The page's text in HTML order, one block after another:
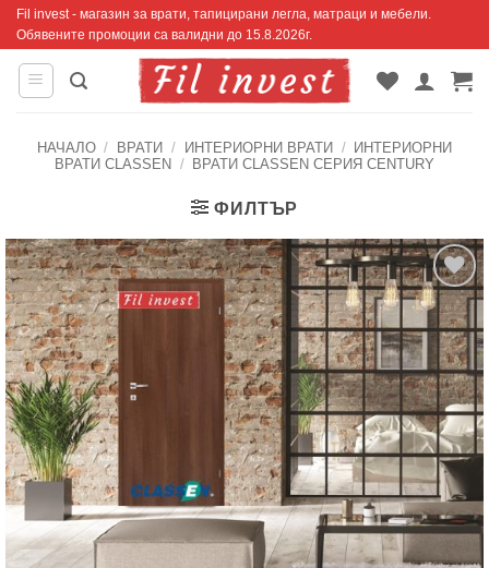
Skip
content
Fil invest - магазин за врати, тапицирани легла, матраци и мебели.
Обявените промоции са валидни до 15.8.2026г.
НАЧАЛО / ВРАТИ / ИНТЕРИОРНИ ВРАТИ /
ИНТЕРИОРНИ
ВРАТИ CLASSEN / ВРАТИ CLASSEN СЕРИЯ CENTURY
ФИЛТЪР
Добавяне
към
списъка с
харесани
продукти